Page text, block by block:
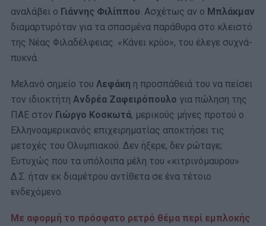
αναλάβει ο Γιάννης Φιλίππου. Ασχέτως αν ο Μπλάκμαν
διαμαρτυρόταν για τα σπασμένα παράθυρα στο κλειστό
της Νέας Φιλαδέλφειας. «Κάνει κρύο», του έλεγε συχνά-
πυκνά.
Μελανό σημείο του Λεφάκη η προσπάθειά του να πείσει
τον ιδιοκτήτη Ανδρέα Ζαφειρόπουλο για πώληση της
ΠΑΕ στον Γιώργο Κοσκωτά, μερικούς μήνες προτού ο
Ελληνοαμερικανός επιχειρηματίας αποκτήσει τις
μετοχές του Ολυμπιακού. Δεν ήξερε, δεν ρώταγε;
Ευτυχώς που τα υπόλοιπα μέλη του «κιτρινόμαυρου»
Δ.Σ. ήταν εκ διαμέτρου αντίθετα σε ένα τέτοιο
ενδεχόμενο.
Με αφορμή το πρόσφατο ρετρό θέμα περί εμπλοκής